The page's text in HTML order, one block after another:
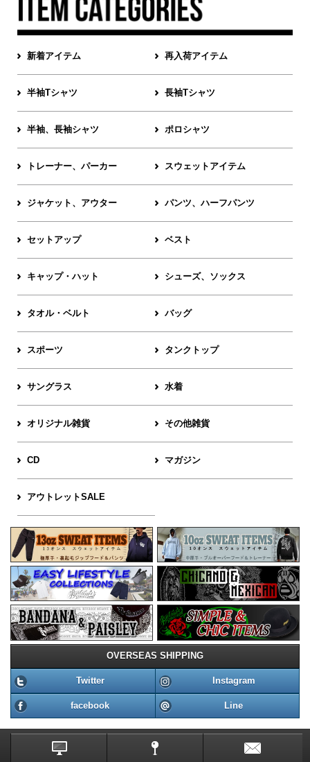
新着アイテム 再入荷アイテム
半袖Tシャツ 長袖Tシャツ
半袖、長袖シャツ ポロシャツ
トレーナー、パーカー スウェットアイテム
ジャケット、アウター パンツ、ハーフパンツ
セットアップ ベスト
キャップ・ハット シューズ、ソックス
タオル・ベルト バッグ
スポーツ タンクトップ
サングラス 水着
オリジナル雑貨 その他雑貨
CD マガジン
アウトレットSALE
OVERSEAS SHIPPING
Twitter Instagram
facebook Line